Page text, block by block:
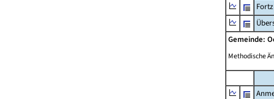
Gemeinde:
Methodische